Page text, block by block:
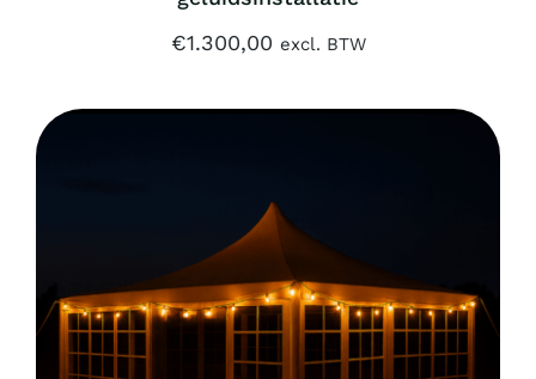
€1.300,00 excl. BTW